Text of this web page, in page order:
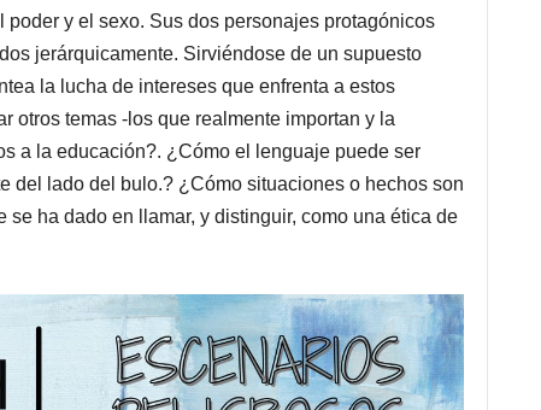
poder y el sexo. Sus dos personajes protagónicos
jerárquicamente. Sirviéndose de un supuesto
la lucha de intereses que enfrenta a estos
otros temas -los que realmente importan y la
a la educación?. ¿Cómo el lenguaje puede ser
del lado del bulo.? ¿Cómo situaciones o hechos son
se ha dado en llamar, y distinguir, como una ética de